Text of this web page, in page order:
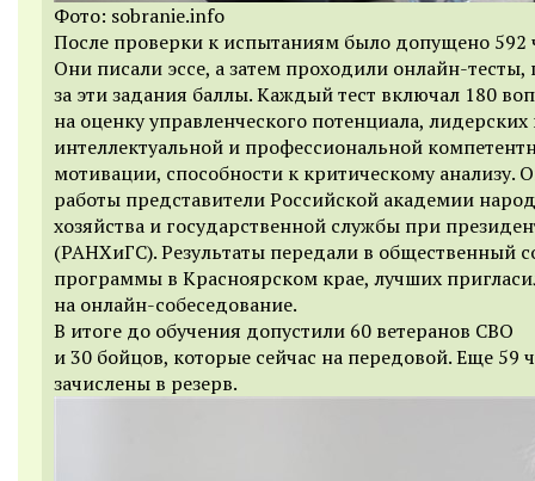
Фото: sobranie.info
После проверки к испытаниям было допущено 592
Они писали эссе, а затем проходили онлайн-тесты,
за эти задания баллы. Каждый тест включал 180
на оценку управленческого потенциала, лидерских
интеллектуальной и профессиональной
мотивации, способности к критическому анализу.
работы представителиРоссийской академии
хозяйства и государственной службы при
(РАНХиГС). Результаты передали в общественный
программы в Красноярском крае, лучших
на онлайн-собеседование.
В итоге до обучения допустили 60 ветеранов СВО
и 30 бойцов, которые сейчас на передовой. Еще 59
зачислены в резерв.